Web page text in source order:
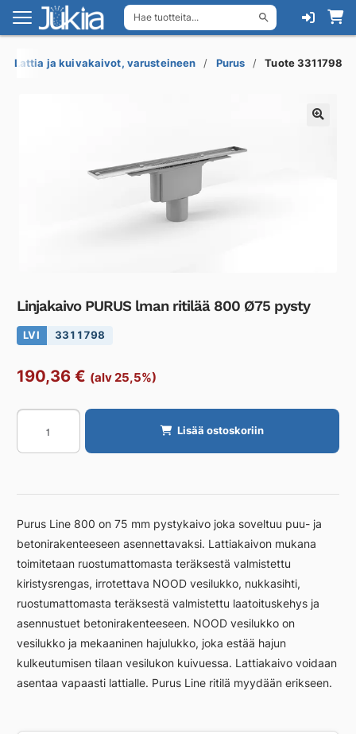
Hae tuotteita...
Siirry
navigointiin
Siirry
sisältöön
Lattia ja kuivakaivot, varusteineen Purus Tuote 3311798
Linjakaivo PURUS lman ritilää 800 Ø75 pysty
LVI 3311798
190,36 € (alv 25,5%)
Linjakaivo
PURUS
lman
pysty
määrä
Lisää ostoskoriin
Purus Line 800 on 75 mm pystykaivo joka soveltuu puu- ja
betonirakenteeseen asennettavaksi. Lattiakaivon mukana
toimitetaan ruostumattomasta teräksestä valmistettu
kiristysrengas, irrotettava NOOD vesilukko, nukkasihti,
ruostumattomasta teräksestä valmistettu laatoituskehys ja
asennustuet betonirakenteeseen. NOOD vesilukko on
vesilukko ja mekaaninen hajulukko, joka estää hajun
kulkeutumisen tilaan vesilukon kuivuessa. Lattiakaivo voidaan
asentaa vapaasti lattialle. Purus Line ritilä myydään erikseen.